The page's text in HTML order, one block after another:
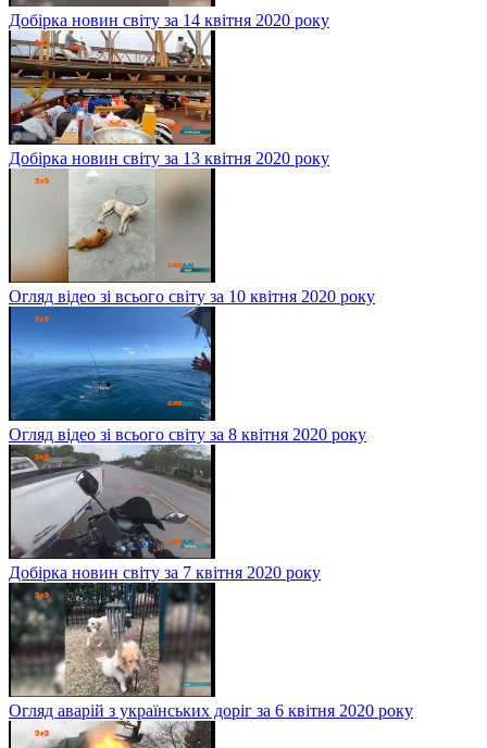
Добірка новин світу за 14 квітня 2020 року
Добірка новин світу за 13 квітня 2020 року
Огляд відео зі всього світу за 10 квітня 2020 року
Огляд відео зі всього світу за 8 квітня 2020 року
Добірка новин світу за 7 квітня 2020 року
Огляд аварій з українських доріг за 6 квітня 2020 року